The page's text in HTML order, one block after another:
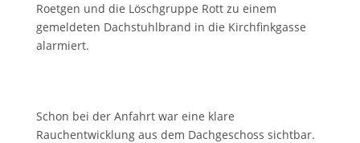
Roetgen und die Löschgruppe Rott zu einem
gemeldeten Dachstuhlbrand in die Kirchfinkgasse
alarmiert.
Schon bei der Anfahrt war eine klare
Rauchentwicklung aus dem Dachgeschoss sichtbar.